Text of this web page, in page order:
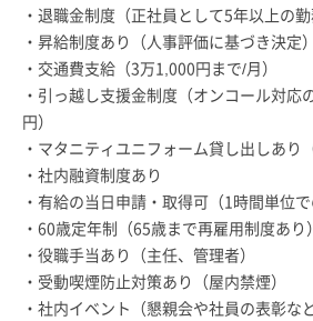
・退職金制度（正社員として5年以上の勤
・昇給制度あり（人事評価に基づき決定）
・交通費支給（3万1,000円まで/月）
・引っ越し支援金制度（オンコール対応
円）
・マタニティユニフォーム貸し出しあり
・社内融資制度あり
・有給の当日申請・取得可（1時間単位で
・60歳定年制（65歳まで再雇用制度あり）
・役職手当あり（主任、管理者）
・受動喫煙防止対策あり（屋内禁煙）
・社内イベント（懇親会や社員の表彰など